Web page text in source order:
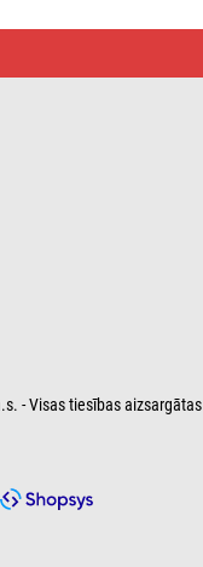
- Visas tiesības aizsargātas